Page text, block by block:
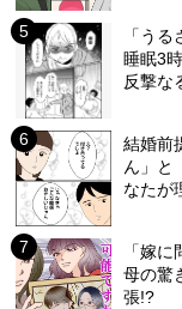
「う
睡眠3
反撃な
結婚前
ん」と
なたが
「嫁
母の驚
張!?